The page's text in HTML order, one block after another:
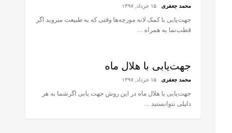
محمد جعفری ۱۵ خرداد, ۱۳۹۷
جهت‌یابی با کمک لانه مورچه‌ها وقتی که به طبیعت میروید اگر
قطب‌نما به همراه …
جهت‌یابی با هلال ماه
محمد جعفری ۱۵ خرداد, ۱۳۹۷
جهت‌یابی با هلال ماه در این روش جهت یابی اگرشما به هر
دلیلی نتوانستید …